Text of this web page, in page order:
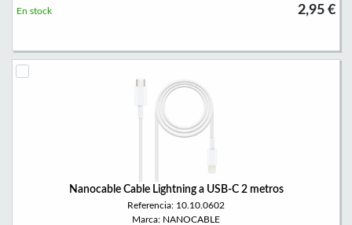
2,95 €
En stock
Nanocable Cable Lightning a USB-C 2 metros
Referencia: 10.10.0602
Marca: NANOCABLE